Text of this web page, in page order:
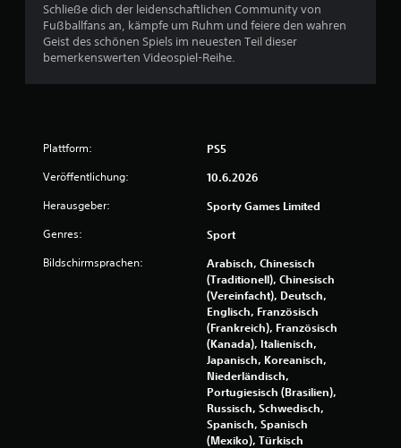
Schließe dich der leidenschaftlichen Community von
Fußballfans an, kämpfe um Ruhm und feiere den wahren
Geist des schönen Spiels im neuesten Teil dieser
bemerkenswerten Videospiel-Reihe.
Plattform: PS5
Veröffentlichung: 10.6.2026
Herausgeber: Sporty Games Limited
Genres: Sport
Bildschirmsprachen:
Arabisch, Chinesisch
(Traditionell), Chinesisch
(Vereinfacht), Deutsch,
Englisch, Französisch
(Frankreich), Französisch
(Kanada), Italienisch,
Japanisch, Koreanisch,
Niederländisch,
Portugiesisch (Brasilien),
Russisch, Schwedisch,
Spanisch, Spanisch
(Mexiko), Türkisch